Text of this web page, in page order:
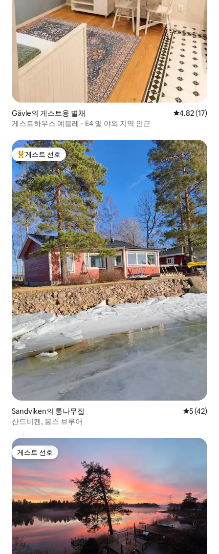
Gävle의 게스트용 별채 평점 4.82점
4.82 (17)
게스트하우스 예블레 - E4 및 야외 지역 인근
상위 게스트 선호
게스트 선호
Sandviken의 통나무집 평점 5점
5 (42)
산드비켄, 봉스 브루어
게스트 선호
게스트 선호